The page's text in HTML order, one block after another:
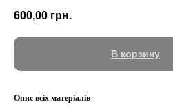
600,00 грн.
В корзину
Опис всіх матеріалів